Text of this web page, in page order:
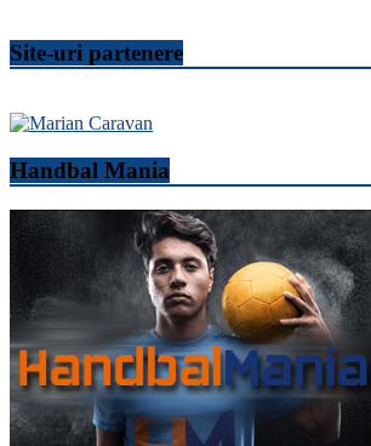
Site-uri partenere
Handbal Mania